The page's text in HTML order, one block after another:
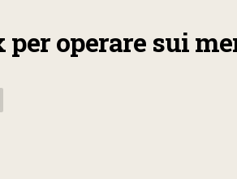
operare sui